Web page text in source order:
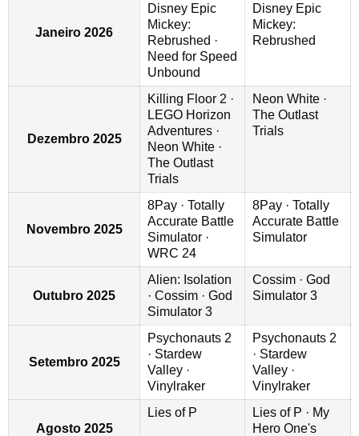
Janeiro 2026
Disney Epic
Mickey:
Rebrushed ·
Need for Speed
Unbound
Disney Epic
Mickey:
Rebrushed
Dezembro 2025
Killing Floor 2 ·
LEGO Horizon
Adventures ·
Neon White ·
The Outlast
Trials
Neon White ·
The Outlast
Trials
Novembro 2025
8Pay · Totally
Accurate Battle
Simulator ·
WRC 24
8Pay · Totally
Accurate Battle
Simulator
Outubro 2025
Alien: Isolation
· Cossim · God
Simulator 3
Cossim · God
Simulator 3
Setembro 2025
Psychonauts 2
· Stardew
Valley ·
Vinylraker
Psychonauts 2
· Stardew
Valley ·
Vinylraker
Agosto 2025
Lies of P
Lies of P · My
Hero One's